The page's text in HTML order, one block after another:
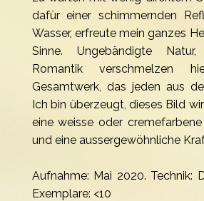
dafür einer schimmernden
Wasser, erfreute mein ganzes
Sinne. Ungebändigte
Romantik verschmelzen
Gesamtwerk, das jeden aus
Ich bin überzeugt, dieses Bild
eine weisse oder
und eine aussergewöhnliche
Aufnahme: Mai 2020. Technik:
Exemplare: <10